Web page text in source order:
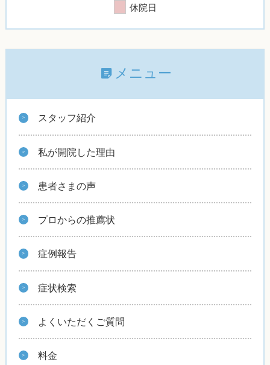
休院日
メニュー
スタッフ紹介
私が開院した理由
患者さまの声
プロからの推薦状
症例報告
症状検索
よくいただくご質問
料金